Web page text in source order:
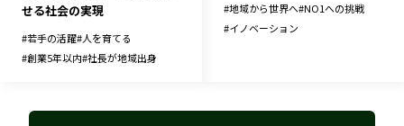
せる社会の実現
#若手の活躍#人を育てる
#創業5年以内#社長が地域出身
#地域から世界へ#NO1への挑戦
#イノベーション